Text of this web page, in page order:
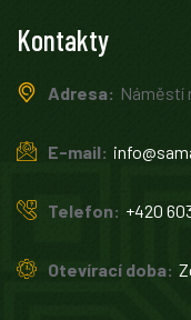
Kontakty
Adresa: Náměstí
E-mail:
Telefon: +420
Otevírací doba: